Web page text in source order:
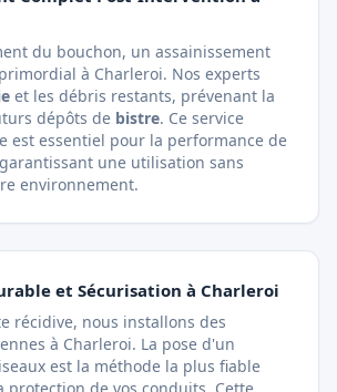
du bouchon, un assainissement
à Charleroi. Nos experts
et les débris restants, prévenant la
dépôts de bistre. Ce service
est essentiel pour la performance de
une utilisation sans
environnement.
et Sécurisation à Charleroi
récidive, nous installons des
à Charleroi. La pose d'un
est la méthode la plus fiable